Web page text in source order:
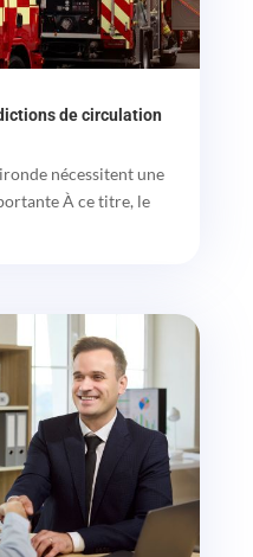
de circulation
nécessitent une
À ce titre, le